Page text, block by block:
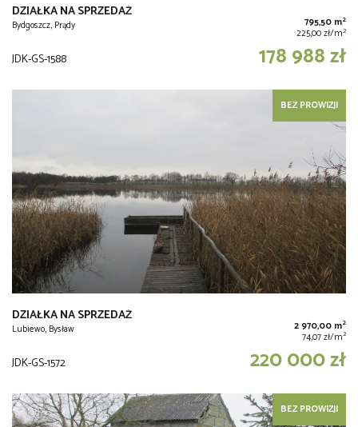
DZIAŁKA NA SPRZEDAŻ
Bydgoszcz, Prądy 795,50 m2
225,00 zł/m2
JDK-GS-1588 178 988 zł
BEZ PROWIZJI
DZIAŁKA NA SPRZEDAŻ
Lubiewo, Bysław 2 970,00 m2
74,07 zł/m2
JDK-GS-1572 220 000 zł
BEZ PROWIZJI